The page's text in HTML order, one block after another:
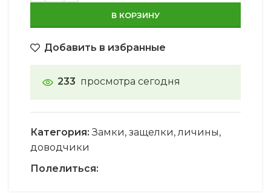
В КОРЗИНУ
Добавить в избранные
233 просмотра сегодня
Категория: Замки, защелки, личины,
доводчики
Полелиться: